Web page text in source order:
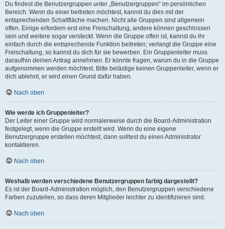
Du findest die Benutzergruppen unter „Benutzergruppen“ im persönlichen
Bereich. Wenn du einer beitreten möchtest, kannst du dies mit der
entsprechenden Schaltfläche machen. Nicht alle Gruppen sind allgemein
offen. Einige erfordern erst eine Freischaltung, andere können geschlossen
sein und weitere sogar versteckt. Wenn die Gruppe offen ist, kannst du ihr
einfach durch die entsprechende Funktion beitreten; verlangt die Gruppe eine
Freischaltung, so kannst du dich für sie bewerben. Ein Gruppenleiter muss
daraufhin deinen Antrag annehmen. Er könnte fragen, warum du in die Gruppe
aufgenommen werden möchtest. Bitte belästige keinen Gruppenleiter, wenn er
dich ablehnt, er wird einen Grund dafür haben.
Nach oben
Wie werde ich Gruppenleiter?
Der Leiter einer Gruppe wird normalerweise durch die Board-Administration
festgelegt, wenn die Gruppe erstellt wird. Wenn du eine eigene
Benutzergruppe erstellen möchtest, dann solltest du einen Administrator
kontaktieren.
Nach oben
Weshalb werden verschiedene Benutzergruppen farbig dargestellt?
Es ist der Board-Administration möglich, den Benutzergruppen verschiedene
Farben zuzuteilen, so dass deren Mitglieder leichter zu identifizieren sind.
Nach oben